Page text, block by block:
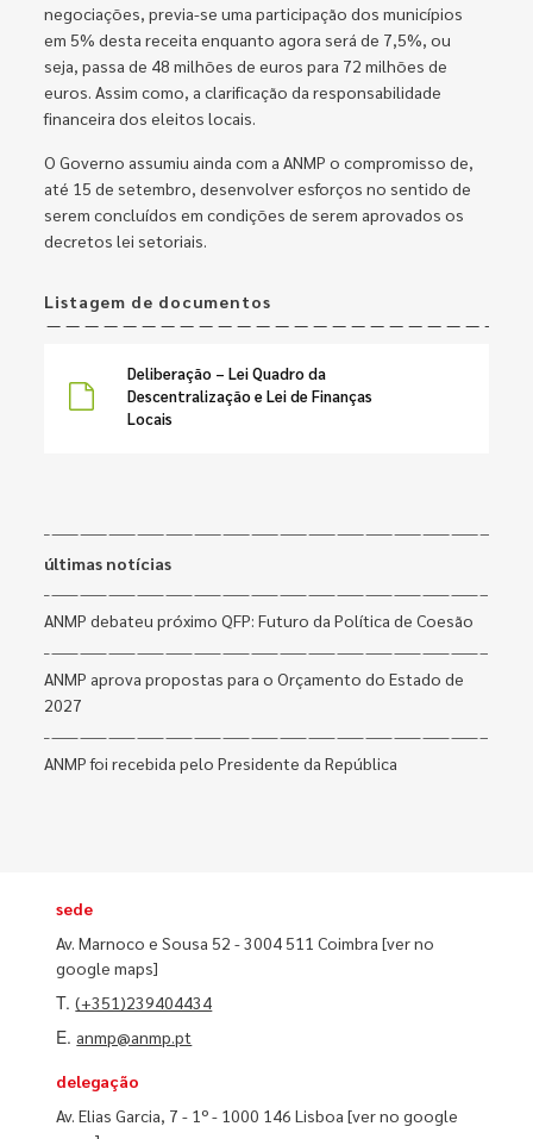
negociações, previa-se uma participação dos municípios
em 5% desta receita enquanto agora será de 7,5%, ou
seja, passa de 48 milhões de euros para 72 milhões de
euros. Assim como, a clarificação da responsabilidade
financeira dos eleitos locais.
O Governo assumiu ainda com a ANMP o compromisso de,
até 15 de setembro, desenvolver esforços no sentido de
serem concluídos em condições de serem aprovados os
decretos lei setoriais.
Listagem de documentos
Deliberação – Lei Quadro da
Descentralização e Lei de Finanças
Locais
últimas notícias
ANMP debateu próximo QFP: Futuro da Política de Coesão
ANMP aprova propostas para o Orçamento do Estado de
2027
ANMP foi recebida pelo Presidente da República
sede
Av. Marnoco e Sousa 52 - 3004 511 Coimbra[ver no
google maps]
T.(+351)239404434
E. anmp@anmp.pt
delegação
Av. Elias Garcia, 7 - 1º - 1000 146 Lisboa[ver no google